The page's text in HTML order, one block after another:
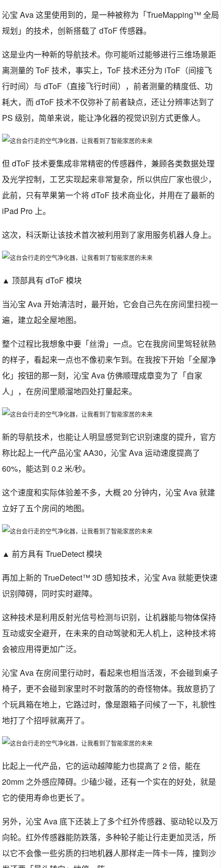
沁宝 Ava 这里使用到的，是一种被称为「TrueMapping™ 全局
规划」的技术，创新搭载了 dToF 传感器。
这是业内一种新的导航技术。你可能听过能够进行三维场景距
离测量的 ToF 技术，事实上，ToF 技术还分为 iToF（间接飞
行时间）与 dToF（直接飞行时间），前者测量的精度低、功
耗大，而 dToF 技术不仅弥补了前者缺点，还让分辨率达到了
PS 级别，简单来说，能让净化器的视觉识别方式更像人。
但 dToF 技术要集成非常精密的传感器件，兼顾各类数据处理
及光学控制，工艺实现起来非常复杂，所以供应厂家也很少，
此前，只有苹果第一个将 dToF 技术商业化，并用在了最新的
iPad Pro 上。
这次，科沃斯让该技术首次被利用到了家用服务机器人身上。
▲ 顶部具有 dToF 模块
当沁宝 Ava 开始清洁时，最开始，它会自己先在房间里扫视一
遍，建立起全屋地图。
整个过程比我想象中要「丝滑」一点。它在我房间里驾轻就熟
的样子，看起来一点也不像初来乍到。在我按下开始「全屋净
化」按钮的那一刻，沁宝 Ava 仿佛顺理成章变为了「自家
人」，在房间里顺溜地四处打量起来。
新的导航技术，也能让人明显感觉到它识别速度的提升，官方
称比起上一代产品沁宝 AA30，沁宝 Ava 运动速度提高了
60%，能达到 0.2 米/秒。
这个速度和实际体验差不多，大概 20 分钟内，沁宝 Ava 就建
立好了五个房间的地图。
▲ 前方具有 TrueDetect 模块
再加上新的 TrueDetect™ 3D 感知技术，沁宝 Ava 就能更快速
识别障碍，同时实时避障。
这种技术是利用反射光信号检测与识别，让机器能与物体保持
互动或安全避开，在未来的自动驾驶和无人机上，这种技术将
会被应用得更加广泛。
沁宝 Ava 在房间里行动时，看起来也相当活泼，不会碰到桌子
椅子，更不会碰到家里时不时散落的的奇怪物体。我故意扔了
个玩具箱在地上，它路过时，像是跟箱子问候了一下，礼貌性
地打了个招呼就离开了。
比起上一代产品，它的运动越障能力也提高了 2 倍，能在
20mm 之外感应障碍。少磕少碰，还有一个实在的好处，就是
它的使用寿命也更长了。
另外，沁宝 Ava 底下还装上了多个红外传感器、驱动轮以及万
向轮。红外传感器能防跌落，多种轮子能让行走更加灵活，所
以它不会像一些劣质的扫地机器人那样走一阵卡一阵，撞到沙